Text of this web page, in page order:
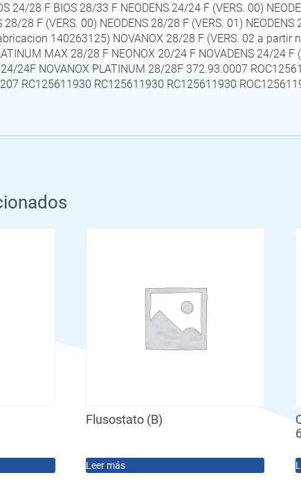
24/28 F BIOS 28/33 F NEODENS 24/24 F (VERS. 00)
28/28 F (VERS. 00) NEODENS 28/28 F (VERS. 01)
140263125) NOVANOX 28/28 F (VERS. 02 a
MAX 28/28 F NEONOX 20/24 F NOVADENS 24/24 F
24/24F NOVANOX PLATINUM 28/28F 372.93.0007
RC125611930 RC125611930 RC125611930
Flusostato (B)
Leer más